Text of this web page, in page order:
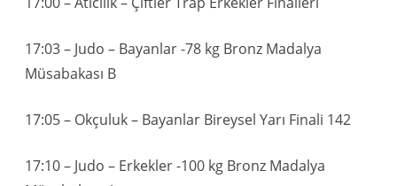
17:03 – Judo – Bayanlar -78 kg Bronz Madalya
Müsabakası B
17:05 – Okçuluk – Bayanlar Bireysel Yarı Finali 142
17:10 – Judo – Erkekler -100 kg Bronz Madalya